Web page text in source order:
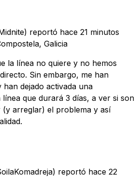
reportó hace 21 minutos
Galicia
la línea no quiere y no hemos
Sin embargo, me han
han dejado activada una
que durará 3 días, a ver si son
(y arreglar) el problema y así
reportó hace 22